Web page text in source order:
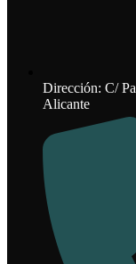
Dirección: C/
Alicante